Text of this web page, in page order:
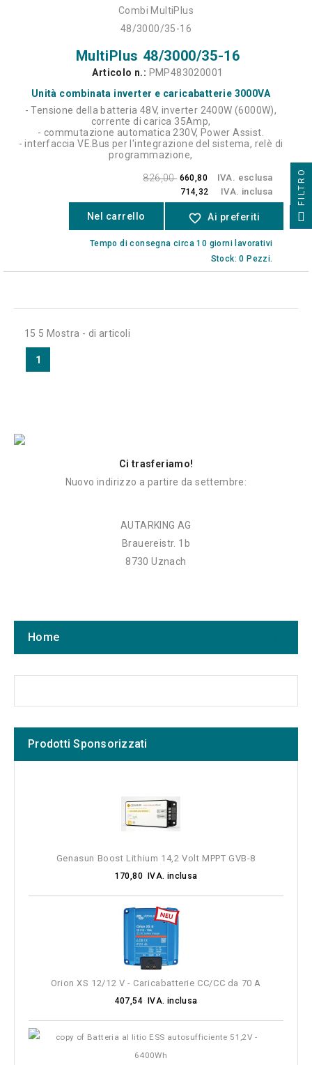
Ci trasferiamo!
Nuovo indirizzo a partire da settembre:
AUTARKING AG
Brauereistr. 1b
8730 Uznach
Home
Prodotti Sponsorizzati
Genasun Boost Lithium 14,2 Volt MPPT GVB-8
170,80 IVA. inclusa
Orion XS 12/12 V - Caricabatterie CC/CC da 70 A
407,54 IVA. inclusa
MultiPlus 48/3000/35-16
Articolo n.: PMP483020001
Unità combinata inverter e caricabatterie 3000VA
- Tensione della batteria 48V, inverter 2400W (6000W),
corrente di carica 35Amp,
- commutazione automatica 230V, Power Assist.
- interfaccia VE.Bus per l'integrazione del sistema, relè di
programmazione,
826,00 660,80 IVA. esclusa
714,32 IVA. inclusa
Nel carrello favorite_border Ai preferiti
Tempo di consegna circa 10 giorni lavorativi
Stock: 0 Pezzi.
15 5 Mostra - di articoli
1
FILTRO